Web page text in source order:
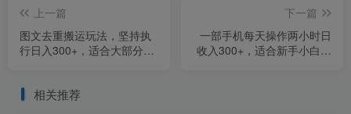
上一篇
图文去重搬运玩法，坚持执
行日入300+，适合大部分项
下一篇
一部手机每天操作两小时日
收入300+，适合新手小白的
相关推荐